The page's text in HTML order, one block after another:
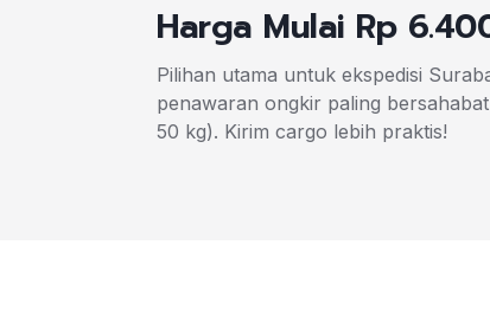
Harga Mulai Rp
Pilihan utama untuk ekspedisi
penawaran ongkir paling
50 kg). Kirim cargo lebih praktis!